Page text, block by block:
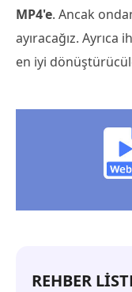
MP4'e. Ancak
ayıracağız. Ayrıca
en iyi
REHBER